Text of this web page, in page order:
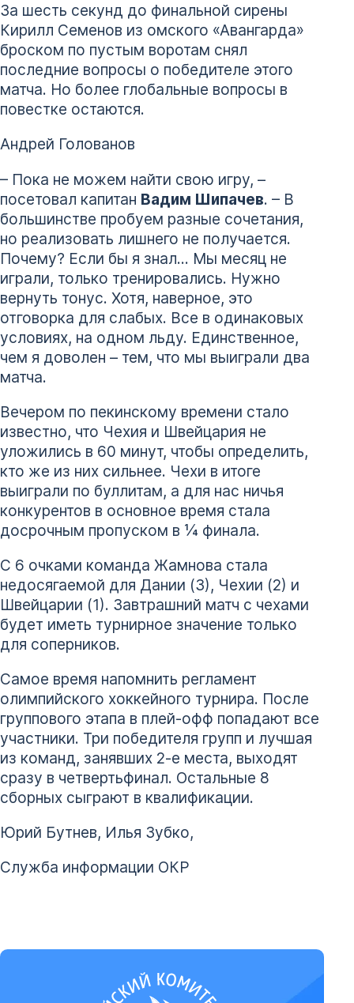
За шесть секунд до финальной сирены
Кирилл Семенов из омского «Авангарда»
броском по пустым воротам снял
последние вопросы о победителе этого
матча. Но более глобальные вопросы в
повестке остаются.
Андрей Голованов
– Пока не можем найти свою игру, –
посетовал капитан Вадим Шипачев. – В
большинстве пробуем разные сочетания,
но реализовать лишнего не получается.
Почему? Если бы я знал… Мы месяц не
играли, только тренировались. Нужно
вернуть тонус. Хотя, наверное, это
отговорка для слабых. Все в одинаковых
условиях, на одном льду. Единственное,
чем я доволен – тем, что мы выиграли два
матча.
Вечером по пекинскому времени стало
известно, что Чехия и Швейцария не
уложились в 60 минут, чтобы определить,
кто же из них сильнее. Чехи в итоге
выиграли по буллитам, а для нас ничья
конкурентов в основное время стала
досрочным пропуском в ¼ финала.
С 6 очками команда Жамнова стала
недосягаемой для Дании (3), Чехии (2) и
Швейцарии (1). Завтрашний матч с чехами
будет иметь турнирное значение только
для соперников.
Самое время напомнить регламент
олимпийского хоккейного турнира. После
группового этапа в плей-офф попадают все
участники. Три победителя групп и лучшая
из команд, занявших 2-е места, выходят
сразу в четвертьфинал. Остальные 8
сборных сыграют в квалификации.
Юрий Бутнев, Илья Зубко,
Служба информации ОКР